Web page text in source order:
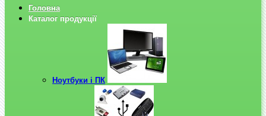
Головна
Каталог продукції
Ноутбуки і ПК